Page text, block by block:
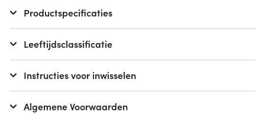
Productspecificaties
Leeftijdsclassificatie
Instructies voor inwisselen
Algemene Voorwaarden